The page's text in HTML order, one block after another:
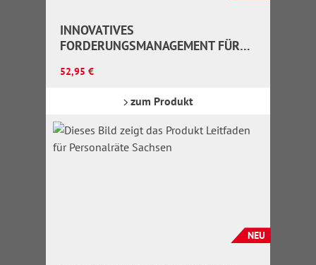
INNOVATIVES
FORDERUNGSMANAGEMENT FÜR
Regulärer Preis:
52,95 €
zum Produkt
NEU